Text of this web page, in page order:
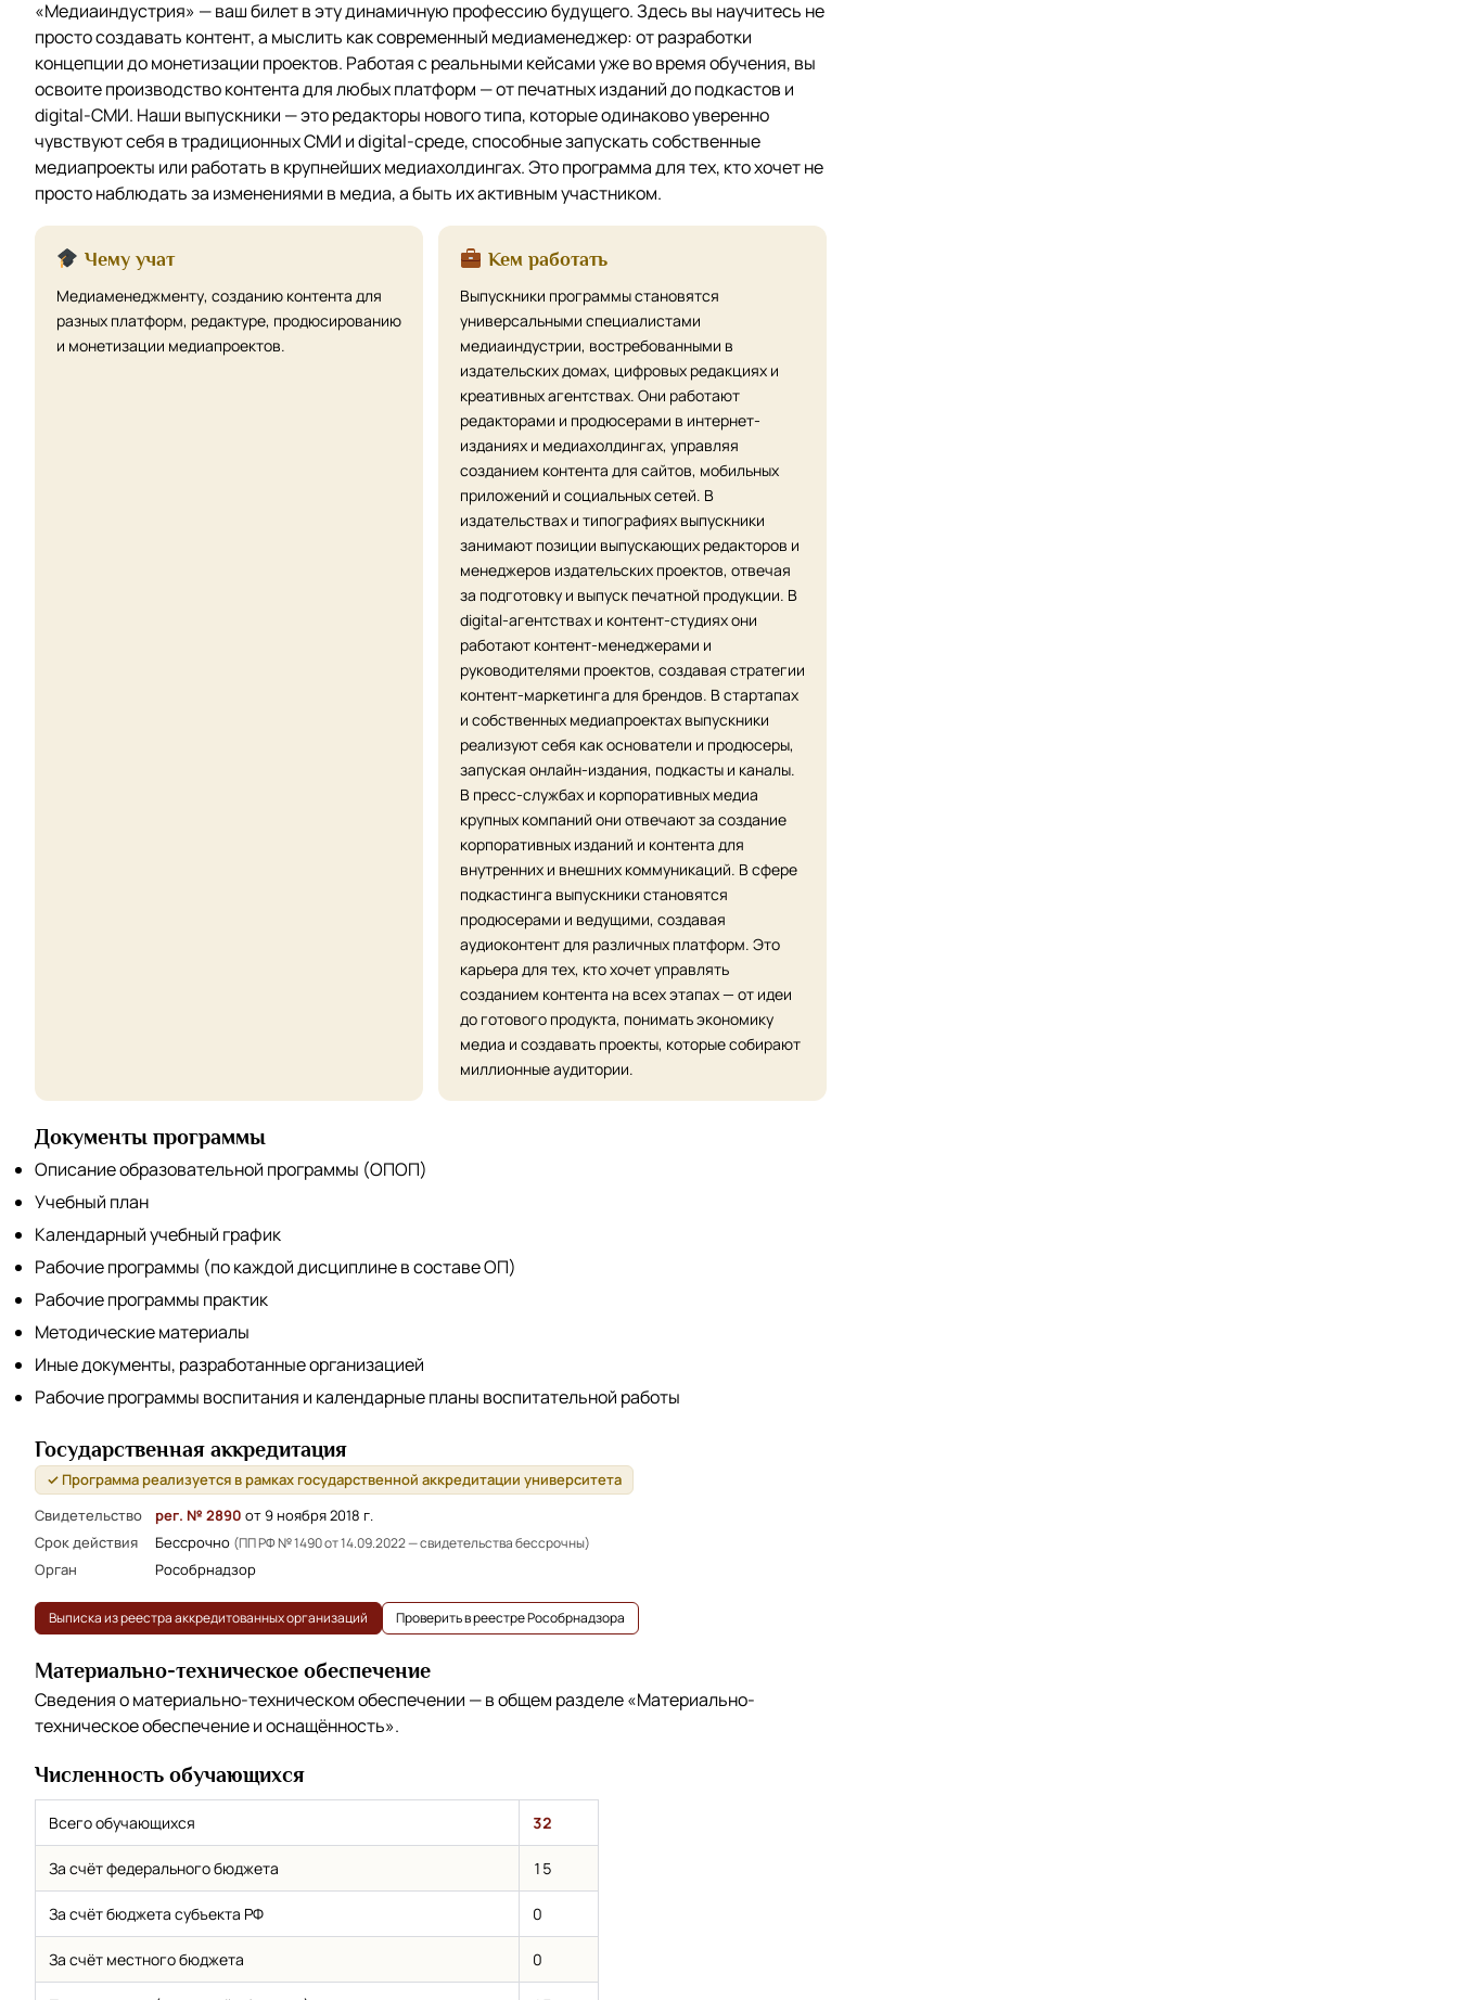
«Медиаиндустрия» — ваш билет в эту динамичную профессию будущего. Здесь вы научитесь не
просто создавать контент, а мыслить как современный медиаменеджер: от разработки
концепции до монетизации проектов. Работая с реальными кейсами уже во время обучения, вы
освоите производство контента для любых платформ — от печатных изданий до подкастов и
digital-СМИ. Наши выпускники — это редакторы нового типа, которые одинаково уверенно
чувствуют себя в традиционных СМИ и digital-среде, способные запускать собственные
медиапроекты или работать в крупнейших медиахолдингах. Это программа для тех, кто хочет не
просто наблюдать за изменениями в медиа, а быть их активным участником.
Чему учат
Медиаменеджменту, созданию контента для
разных платформ, редактуре, продюсированию
и монетизации медиапроектов.
Кем работать
Выпускники программы становятся
универсальными специалистами
медиаиндустрии, востребованными в
издательских домах, цифровых редакциях и
креативных агентствах. Они работают
редакторами и продюсерами в интернет-
изданиях и медиахолдингах, управляя
созданием контента для сайтов, мобильных
приложений и социальных сетей. В
издательствах и типографиях выпускники
занимают позиции выпускающих редакторов и
менеджеров издательских проектов, отвечая
за подготовку и выпуск печатной продукции. В
digital-агентствах и контент-студиях они
работают контент-менеджерами и
руководителями проектов, создавая стратегии
контент-маркетинга для брендов. В стартапах
и собственных медиапроектах выпускники
реализуют себя как основатели и продюсеры,
запуская онлайн-издания, подкасты и каналы.
В пресс-службах и корпоративных медиа
крупных компаний они отвечают за создание
корпоративных изданий и контента для
внутренних и внешних коммуникаций. В сфере
подкастинга выпускники становятся
продюсерами и ведущими, создавая
аудиоконтент для различных платформ. Это
карьера для тех, кто хочет управлять
созданием контента на всех этапах — от идеи
до готового продукта, понимать экономику
медиа и создавать проекты, которые собирают
миллионные аудитории.
Документы программы
Описание образовательной программы (ОПОП)
Учебный план
Календарный учебный график
Рабочие программы (по каждой дисциплине в составе ОП)
Рабочие программы практик
Методические материалы
Иные документы, разработанные организацией
Рабочие программы воспитания и календарные планы воспитательной работы
Государственная аккредитация
✓ Программа реализуется в рамках государственной аккредитации университета
Свидетельство
рег. № 2890 от 9 ноября 2018 г.
Срок действия
Бессрочно (ПП РФ № 1490 от 14.09.2022 — свидетельства бессрочны)
Орган Рособрнадзор
Выписка из реестра аккредитованных организаций Проверить в реестре Рособрнадзора
Материально-техническое обеспечение
Сведения о материально-техническом обеспечении — в общем разделе«Материально-
техническое обеспечение и оснащённость».
Численность обучающихся
Всего обучающихся 32
За счёт федерального бюджета 15
За счёт бюджета субъекта РФ 0
За счёт местного бюджета 0